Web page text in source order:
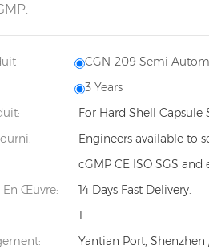
CGN-209 Semi
3 Years
For Hard Shell Capsule
Engineers available to
cGMP CE ISO SGS and
En Œuvre:
14 Days Fast Delivery.
1
Yantian Port,